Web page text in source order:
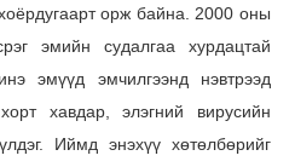
орж байна. 2000 оны
эмийн судалгаа хурдацтай
эмүүд эмчилгээнд нэвтрээд
хавдар, элэгний вирусийн
Иймд энэхүү хөтөлбөрийг